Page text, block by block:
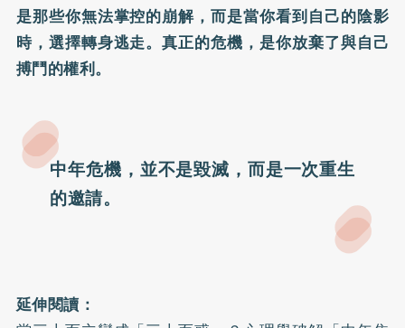
是那些你無法掌控的崩解，而是當你看到自己的陰影
時，選擇轉身逃走。真正的危機，是你放棄了與自己
搏鬥的權利。
中年危機，並不是毀滅，而是一次重生
的邀請。
延伸閱讀：